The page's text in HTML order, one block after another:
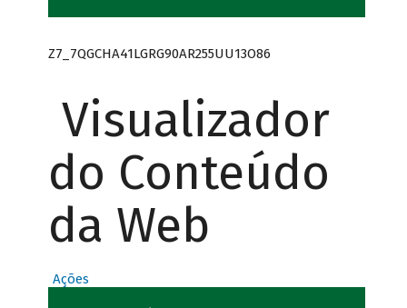
Z7_7QGCHA41LGRG90AR255UU13O86
Visualizador
do Conteúdo
da Web
Ações